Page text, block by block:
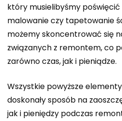
który musielibyśmy
malowanie czy tapetowanie
możemy skoncentrować się
związanych z remontem, co
zarówno czas, jak i pieniądze.
Wszystkie powyższe
doskonały sposób na
jak i pieniędzy podczas